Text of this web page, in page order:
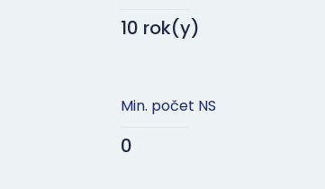
10 rok(y)
Min. počet NS
0